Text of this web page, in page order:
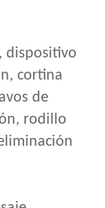
dispositivo
cortina
de
rodillo